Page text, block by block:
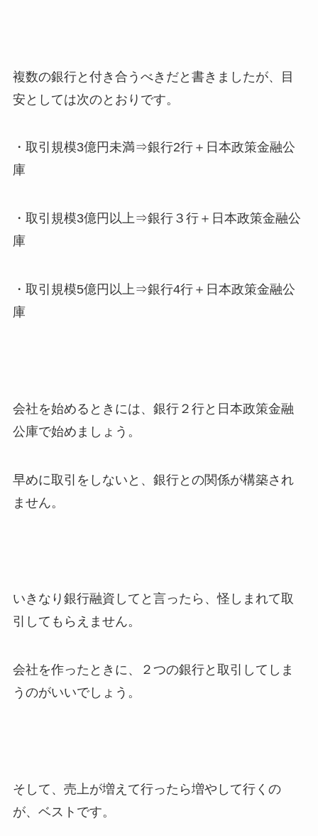
複数の銀行と付き合うべきだと書きましたが、目
安としては次のとおりです。
・取引規模3億円未満⇒銀行2行＋日本政策金融公
庫
・取引規模3億円以上⇒銀行３行＋日本政策金融公
庫
・取引規模5億円以上⇒銀行4行＋日本政策金融公
庫
会社を始めるときには、銀行２行と日本政策金融
公庫で始めましょう。
早めに取引をしないと、銀行との関係が構築され
ません。
いきなり銀行融資してと言ったら、怪しまれて取
引してもらえません。
会社を作ったときに、２つの銀行と取引してしま
うのがいいでしょう。
そして、売上が増えて行ったら増やして行くの
が、ベストです。